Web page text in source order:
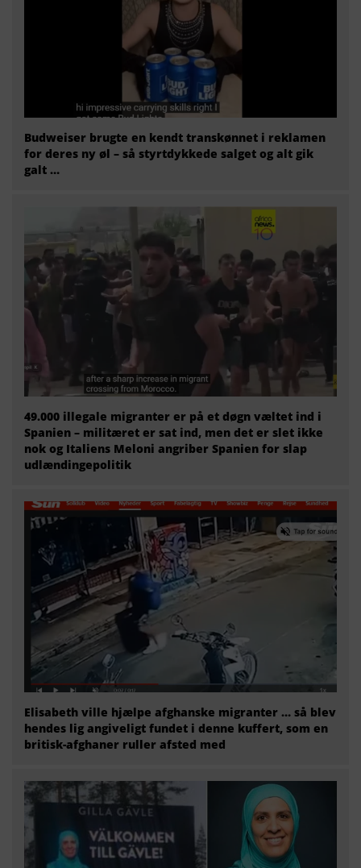
Budweiser brugte en kendt transkønnet i reklamen
for deres ny øl – så styrtdykkede salget og alt gik
galt …
49.000 illegale migranter er på et døgn væltet ind i
Spanien – militæret er sat ind, men det er slet ikke
nok og Italiens Meloni angriber Spanien for slap
udlændingepolitik
Elisabeth ville hjælpe afghanske migranter … så blev
hendes lig angiveligt fundet i denne kuffert, som en
britisk-afghaner ruller afsted med